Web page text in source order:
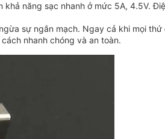
năng sạc nhanh ở mức 5A, 4.5V.
sự ngắn mạch. Ngay cả khi mọi thứ
nhanh chóng và an toàn.